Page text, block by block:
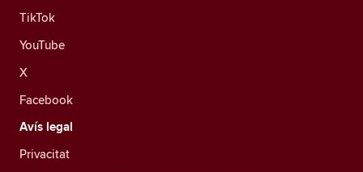
TikTok
YouTube
X
Facebook
Avís legal
Privacitat